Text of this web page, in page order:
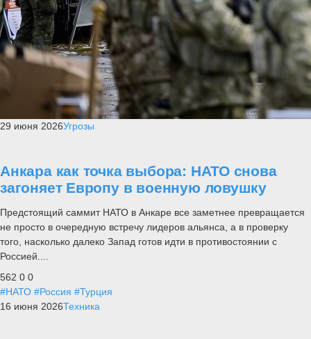
29 июня 2026Угрозы
Анкара как точка выбора: НАТО снова
загоняет Европу в военную ловушку
Предстоящий саммит НАТО в Анкаре все заметнее превращается
не просто в очередную встречу лидеров альянса, а в проверку
того, насколько далеко Запад готов идти в противостоянии с
Россией....
562 0 0
#НАТО #Россия #Турция
16 июня 2026Техника